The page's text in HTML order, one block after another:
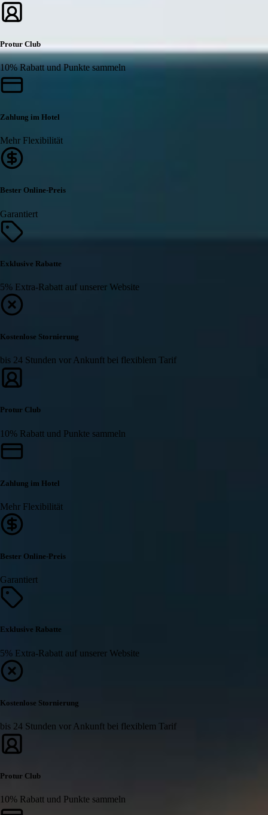
Protur Club
10% Rabatt und Punkte sammeln
Zahlung im Hotel
Mehr Flexibilität
Bester Online-Preis
Garantiert
Exklusive Rabatte
5% Extra-Rabatt auf unserer Website
Kostenlose Stornierung
bis 24 Stunden vor Ankunft bei flexiblem Tarif
Protur Club
10% Rabatt und Punkte sammeln
Zahlung im Hotel
Mehr Flexibilität
Bester Online-Preis
Garantiert
Exklusive Rabatte
5% Extra-Rabatt auf unserer Website
Kostenlose Stornierung
bis 24 Stunden vor Ankunft bei flexiblem Tarif
Protur Club
10% Rabatt und Punkte sammeln